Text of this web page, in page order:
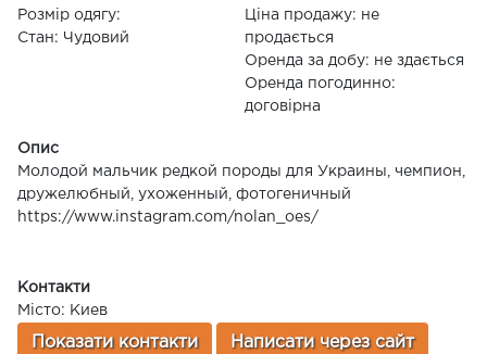
Розмір одягу:
Стан: Чудовий
Ціна продажу: не
продається
Оренда за добу: не здається
Оренда погодинно:
договірна
Опис
Молодой мальчик редкой породы для Украины, чемпион,
дружелюбный, ухоженный, фотогеничный
https://www.instagram.com/nolan_oes/
Контакти
Місто: Киев
Показати контакти Написати через сайт